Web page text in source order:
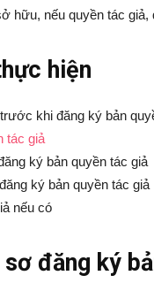
hữu, nếu quyền tác
hiện
khi đăng ký bản
tác giả
ký bản quyền tác giả
ký bản quyền tác giả
nếu có
đăng ký